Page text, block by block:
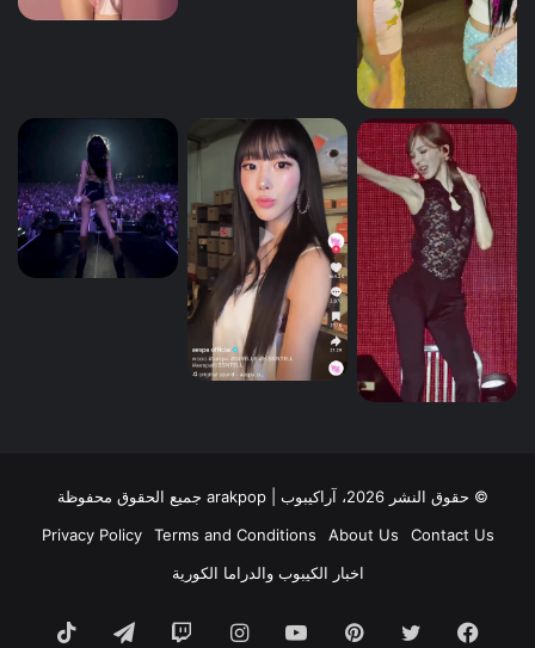
© حقوق النشر 2026، آراكيبوب | ‎arakpop جميع الحقوق محفوظة
Contact Us
About Us
Terms and Conditions
Privacy Policy
اخبار الكيبوب والدراما الكورية
فيسبوك تويتر بينتيريستيوتيوبانستقرام تيلقرام